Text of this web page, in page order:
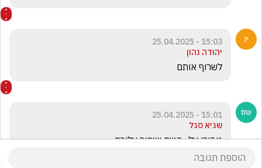
15:03 - 25.04.2025
יהודה נהון
לשרוף אותם
15:01 - 25.04.2025
שגיא סגל
גיבורי על , השם ישמור עליכם